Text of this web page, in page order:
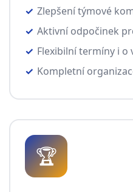
Zlepšení týmové
Aktivní odpočinek
Flexibilní termíny i o
Kompletní
🏆